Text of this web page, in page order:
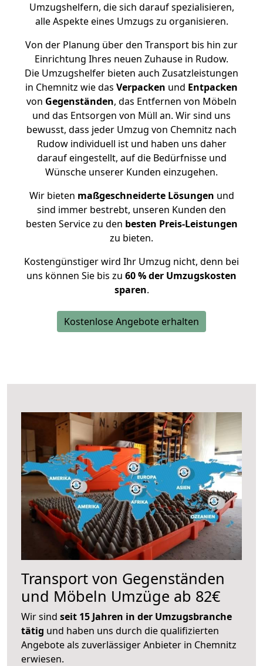
Umzugshelfern, die sich darauf spezialisieren,
alle Aspekte eines Umzugs zu organisieren.
Von der Planung über den Transport bis hin zur
Einrichtung Ihres neuen Zuhause in Rudow.
Die Umzugshelfer bieten auch Zusatzleistungen
in Chemnitz wie das Verpacken und Entpacken
von Gegenständen, das Entfernen von Möbeln
und das Entsorgen von Müll an. Wir sind uns
bewusst, dass jeder Umzug von Chemnitz nach
Rudow individuell ist und haben uns daher
darauf eingestellt, auf die Bedürfnisse und
Wünsche unserer Kunden einzugehen.
Wir bieten maßgeschneiderte Lösungen und
sind immer bestrebt, unseren Kunden den
besten Service zu den besten Preis-Leistungen
zu bieten.
Kostengünstiger wird Ihr Umzug nicht, denn bei
uns können Sie bis zu 60 % der Umzugskosten
sparen.
Kostenlose Angebote erhalten
Transport von Gegenständen
und Möbeln Umzüge ab 82€
Wir sind seit 15 Jahren in der Umzugsbranche
tätig und haben uns durch die qualifizierten
Angebote als zuverlässiger Anbieter in Chemnitz
erwiesen.